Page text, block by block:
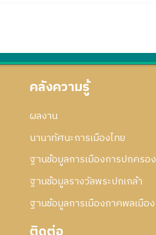
คลังความรู้
ผลงาน
นานาทัศนะการเมืองไทย
ฐานข้อมูลการเมืองการปกครอง
ฐานข้อมูลรางวัลพระปกเกล้า
ฐานข้อมูลการเมืองภาคพลเมือง